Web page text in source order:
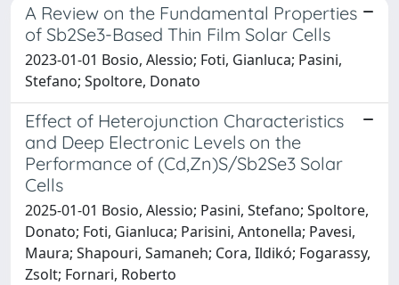
A Review on the Fundamental Properties
of Sb2Se3-Based Thin Film Solar Cells
2023-01-01 Bosio, Alessio; Foti, Gianluca; Pasini,
Stefano; Spoltore, Donato
Effect of Heterojunction Characteristics
and Deep Electronic Levels on the
Performance of (Cd,Zn)S/Sb2Se3 Solar
Cells
2025-01-01 Bosio, Alessio; Pasini, Stefano; Spoltore,
Donato; Foti, Gianluca; Parisini, Antonella; Pavesi,
Maura; Shapouri, Samaneh; Cora, Ildikó; Fogarassy,
Zsolt; Fornari, Roberto